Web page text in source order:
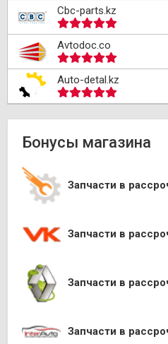
Cbc-parts.kz
Avtodoc.co
Auto-detal.kz
Бонусы магазина
Запчасти в
Запчасти в
Запчасти в
Запчасти в